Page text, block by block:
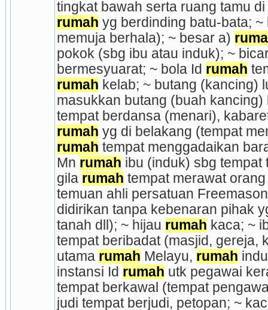
rumah yg berdinding batu-bata;
memuja berhala); ~ besar a)
pokok (sbg ibu atau induk); ~
bermesyuarat; ~ bola Id rumah
rumah kelab; ~ butang (kancing)
masukkan butang (buah
rumah
rumah tempat menggadaikan
Mn rumah ibu (induk) sbg tempat
gila rumah tempat merawat
temuan ahli persatuan
didirikan tanpa kebenaran pihak
tanah dll); ~ hijau rumah kaca; ~
tempat beribadat (masjid, gereja,
utama rumah Melayu, rumah
instansi Id rumah utk pegawai
tempat berkawal (tempat